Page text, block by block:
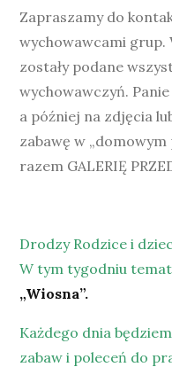
Zapraszamy do
wychowawcami grup.
zostały podane
wychowawczyń.
a później na zdjęcia
zabawę w
razem GALERIĘ
Drodzy Rodzice i
W tym tygodniu
„Wiosna”.
Każdego dnia
zabaw i poleceń do